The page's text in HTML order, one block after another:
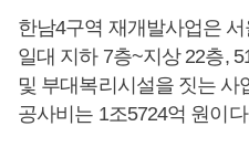
한남4구역 재개발사업은
일대 지하 7층~지상 22층,
및 부대복리시설을 짓는 사
공사비는 1조5724억 원이